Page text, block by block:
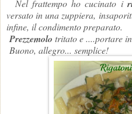
Nel frattempo ho cucinato i
versato in una zuppiera,
infine, il condimento preparato.
Prezzemolo tritato e ....portare
Buono, allegro... semplice!